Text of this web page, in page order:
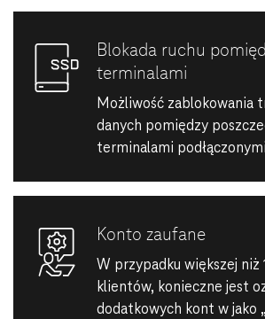
Blokada ruchu
terminalami
Możliwość zablokowania
danych pomiędzy
terminalami
Konto zaufane
W przypadku większej niż
klientów, konieczne jest
dodatkowych kont w jako